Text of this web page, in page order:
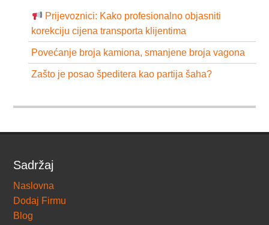
Prijevoznici: Kako profesionalno objasniti
korekciju cijena transporta klijentima
Povećanje broja kamiona, smanjene broja vagona
Zašto je posao špeditera kao partija šaha?
Sadržaj
Naslovna
Dodaj Firmu
Blog